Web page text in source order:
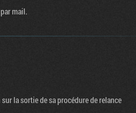
mail.
la sortie de sa procédure de relance